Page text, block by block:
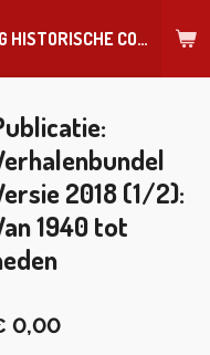
WEBSHOP STICHTING HISTORISCHE COLLECTIE REGIMENT
2018 (1/2):
1940 tot
0,00